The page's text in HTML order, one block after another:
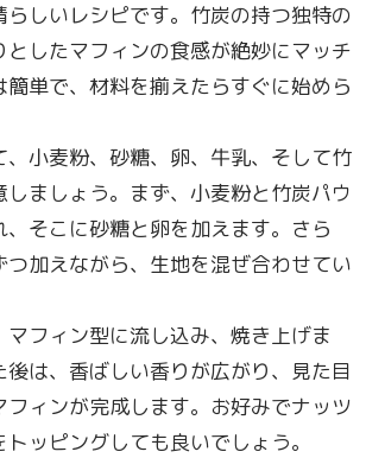
らしいレシピです。竹炭の持つ独特の
としたマフィンの食感が絶妙にマッチ
簡単で、材料を揃えたらすぐに始めら
、小麦粉、砂糖、卵、牛乳、そして竹
しましょう。まず、小麦粉と竹炭パウ
、そこに砂糖と卵を加えます。さら
つ加えながら、生地を混ぜ合わせてい
マフィン型に流し込み、焼き上げま
後は、香ばしい香りが広がり、見た目
フィンが完成します。お好みでナッツ
ッピングしても良いでしょう。